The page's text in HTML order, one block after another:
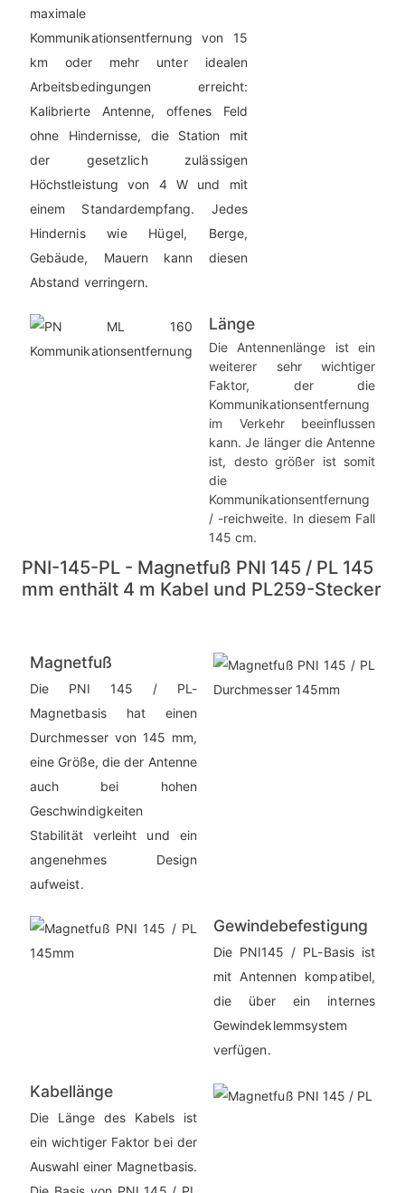
maximale
Kommunikationsentfernung von 15
km oder mehr unter idealen
Arbeitsbedingungen erreicht:
Kalibrierte Antenne, offenes Feld
ohne Hindernisse, die Station mit
der gesetzlich zulässigen
Höchstleistung von 4 W und mit
einem Standardempfang. Jedes
Hindernis wie Hügel, Berge,
Gebäude, Mauern kann diesen
Abstand verringern.
Länge
Die Antennenlänge ist ein
weiterer sehr wichtiger
Faktor, der die
Kommunikationsentfernung
im Verkehr beeinflussen
kann. Je länger die Antenne
ist, desto größer ist somit
die
Kommunikationsentfernung
/ -reichweite. In diesem Fall
145 cm.
PNI-145-PL - Magnetfuß PNI 145 / PL 145
mm enthält 4 m Kabel und PL259-Stecker
Magnetfuß
Die PNI 145 / PL-
Magnetbasis hat einen
Durchmesser von 145 mm,
eine Größe, die der Antenne
auch bei hohen
Geschwindigkeiten
Stabilität verleiht und ein
angenehmes Design
aufweist.
Gewindebefestigung
Die PNI145 / PL-Basis ist
mit Antennen kompatibel,
die über ein internes
Gewindeklemmsystem
verfügen.
Kabellänge
Die Länge des Kabels ist
ein wichtiger Faktor bei der
Auswahl einer Magnetbasis.